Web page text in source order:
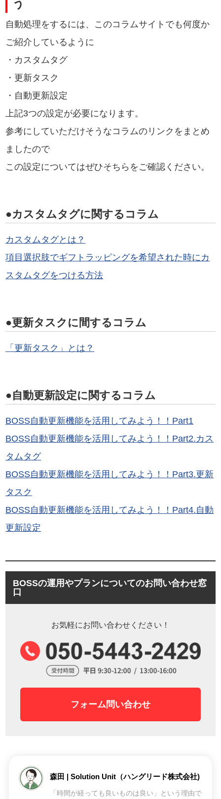
う
自動処理をするには、このコラムサイトでも何度か
ご紹介しているように
・カスタムタグ
・更新タスク
・自動更新設定
上記3つの設定が必要になります。
参考にしていただけそうなコラムのリンクをまとめ
ましたので
この設定についてはぜひそちらをご確認ください。
●カスタムタグに関するコラム
カスタムタグとは？
項目選択肢でギフトラッピングを希望された時にカ
スタムタグをつける方法
●更新タスクに間するコラム
「更新タスク」とは？
●自動更新設定に関するコラム
BOSS自動更新機能を活用してみよう！！Part1
BOSS自動更新機能を活用してみよう！！Part2.カス
タムタグ
BOSS自動更新機能を活用してみよう！！Part3.更新
タスク
BOSS自動更新機能を活用してみよう！！Part4.自動
更新設定
BOSSの運用やプランについてのお問い合わせ窓
口
お気軽にお問い合わせください！
フォーム問い合わせ
森田 | Solution Unit（ハングリード株式会社)
「時間が経っても良いものは良い」という理由で